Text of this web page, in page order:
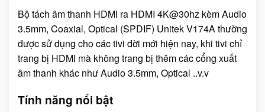
Bộ tách âm thanh HDMI ra HDMI 4K@30hz kèm Audio
3.5mm, Coaxial, Optical (SPDIF) Unitek V174A thường
được sử dụng cho các tivi đời mới hiện nay, khi tivi chỉ
trang bị HDMI mà không trang bị thêm các cổng xuất
âm thanh khác như Audio 3.5mm, Optical ..v.v
Tính năng nổi bật